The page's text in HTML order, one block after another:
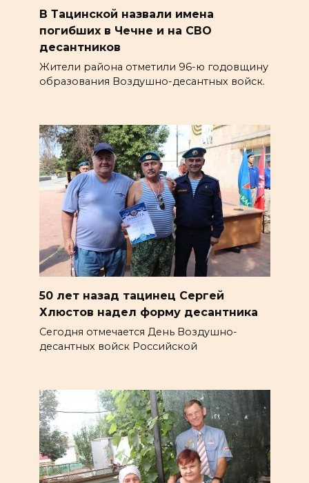
В Тацинской назвали имена
погибших в Чечне и на СВО
десантников
Жители района отметили 96-ю годовщину
образования Воздушно-десантных войск.
50 лет назад тацинец Сергей
Хлюстов надел форму десантника
Сегодня отмечается День Воздушно-
десантных войск Российской